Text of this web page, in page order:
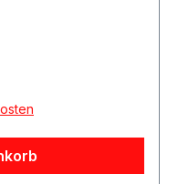
mit
mit 9,5 mm
Länge. Das